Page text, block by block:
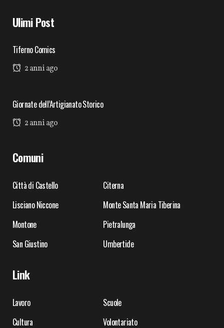
Ulimi Post
Tiferno Comics
2 anni ago
Giornate dell’Artigianato Storico
2 anni ago
Comuni
Città di Castello
Citerna
Lisciano Niccone
Monte Santa Maria Tiberina
Montone
Pietralunga
San Giustino
Umbertide
Link
Lavoro
Scuole
Cultura
Volontariato